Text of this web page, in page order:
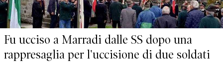
Fu ucciso a Marradi dalle SS dopo una
rappresaglia per l'uccisione di due soldati